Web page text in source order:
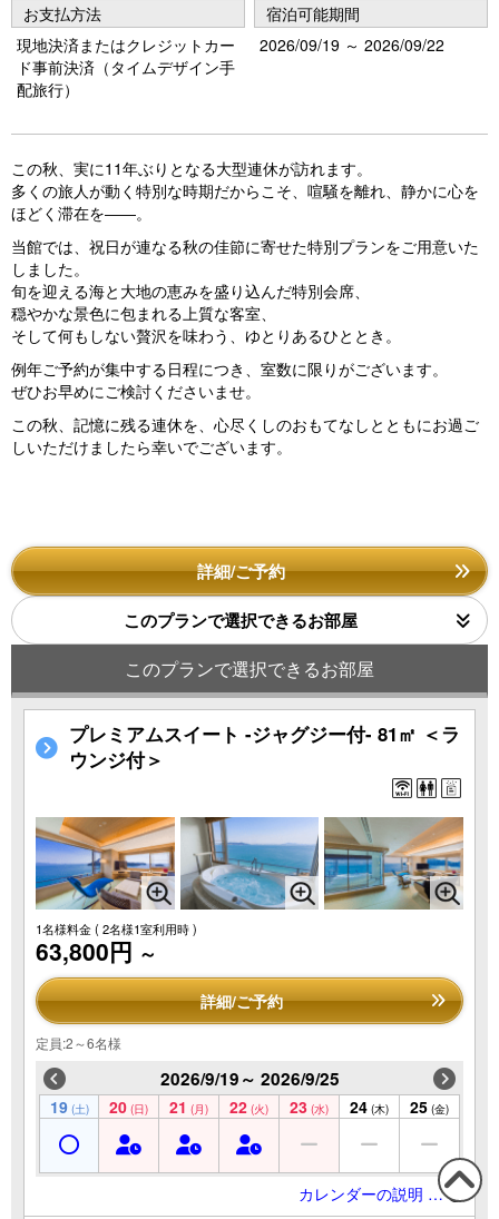
お支払方法
現地決済またはクレジットカー
ド事前決済（タイムデザイン手
配旅行）
宿泊可能期間
2026/09/19 ～ 2026/09/22
この秋、実に11年ぶりとなる大型連休が訪れます。
多くの旅人が動く特別な時期だからこそ、喧騒を離れ、静かに心を
ほどく滞在を――。
当館では、祝日が連なる秋の佳節に寄せた特別プランをご用意いた
しました。
旬を迎える海と大地の恵みを盛り込んだ特別会席、
穏やかな景色に包まれる上質な客室、
そして何もしない贅沢を味わう、ゆとりあるひととき。
例年ご予約が集中する日程につき、室数に限りがございます。
ぜひお早めにご検討くださいませ。
この秋、記憶に残る連休を、心尽くしのおもてなしとともにお過ご
しいただけましたら幸いでございます。
詳細/ご予約
このプランで選択できるお部屋
このプランで選択できるお部屋
プレミアムスイート -ジャグジー付- 81㎡ ＜ラ
ウンジ付＞
1名様料金( 2名様1室利用時 )
63,800円 ～
詳細/ご予約
定員:2～6名様
2026/9/19～ 2026/9/25
19 (土) 20 (日) 21 (月) 22 (火) 23 (水) 24 (木) 25 (金)
カレンダーの説明 …
この